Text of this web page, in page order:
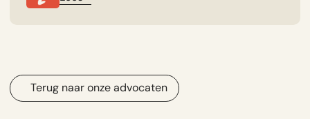
Terug naar onze advocaten